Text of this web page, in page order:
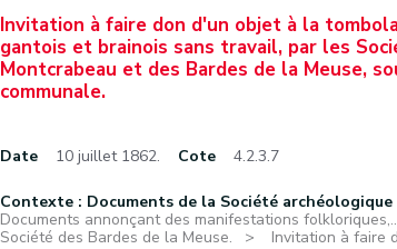
Invitation à faire don d'un objet à la
gantois et brainois sans travail, par les
Montcrabeau et des Bardes de la Meuse,
communale.
Date 10 juillet 1862. Cote 4.2.3.7
Contexte : Documents de la Société archéologique
Documents annonçant des manifestations
Société des Bardes de la Meuse.
Invitation à faire